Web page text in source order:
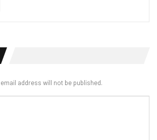
address will not be published.